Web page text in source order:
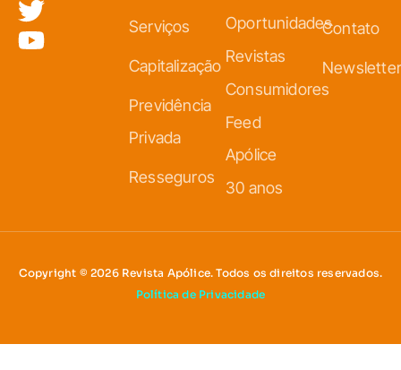
Serviços
Capitalização
Previdência
Privada
Resseguros
Oportunidades
Revistas
Consumidores
Feed
Apólice
30 anos
Contato
Newsletter
Copyright © 2026 Revista Apólice. Todos os direitos reservados.
Política de Privacidade